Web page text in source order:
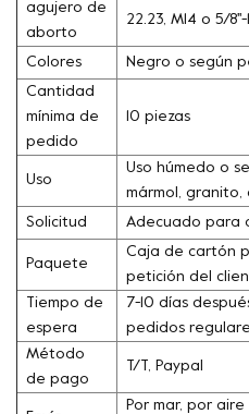
agujero de
aborto
22.23, M14 o 5/8''-11
Colores Negro o según
Cantidad
mínima de
pedido
10 piezas
Uso
Uso húmedo o
mármol, granito,
Solicitud Adecuado para
Paquete
Caja de cartón
petición del
Tiempo de
espera
7-10 días
pedidos
Método
de pago
T/T, Paypal
Por mar, por